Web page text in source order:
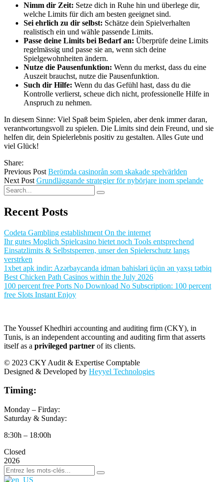
Nimm dir Zeit: Setze dich in Ruhe hin und überlege dir,
welche Limits für dich am besten geeignet sind.
Sei ehrlich zu dir selbst: Schätze dein Spielverhalten
realistisch ein und wähle passende Limits.
Passe deine Limits bei Bedarf an: Überprüfe deine Limits
regelmässig und passe sie an, wenn sich deine
Spielgewohnheiten ändern.
Nutze die Pausenfunktion: Wenn du merkst, dass du eine
Auszeit brauchst, nutze die Pausenfunktion.
Such dir Hilfe: Wenn du das Gefühl hast, dass du die
Kontrolle verlierst, scheue dich nicht, professionelle Hilfe in
Anspruch zu nehmen.
In diesem Sinne: Viel Spaß beim Spielen, aber denk immer daran,
verantwortungsvoll zu spielen. Die Limits sind dein Freund, und sie
helfen dir, dein Spielerlebnis positiv zu gestalten. Alles Gute und
viel Glück!
Share:
Previous Post Berömda casinorån som skakade spelvärlden
Next Post Grundläggande strategier för nybörjare inom spelande
Recent Posts
Codeta Gambling establishment On the internet
Ihr gutes Moglich Spielcasino bietet noch Tools entsprechend
Einsatzlimits & Selbstsperren, unser den Spielerschutz langs
verstrken
1xbet apk indir: Azərbaycanda idman bahisləri üçün ən yaxşı tətbiq
Best Chicken Path Casinos within the July 2026
100 percent free Ports No Download No Subscription: 100 percent
free Slots Instant Enjoy
The Youssef Khedhiri accounting and auditing firm (CKY), in
Tunis, is an independent accounting and auditing firm that asserts
itself as a privileged partner of its clients.
© 2023 CKY Audit & Expertise Comptable
Designed & Developed by Heyyel Technologies
Timing:
Monday – Firday:
Saturday & Sunday:
8:30h – 18:00h
Closed
2026